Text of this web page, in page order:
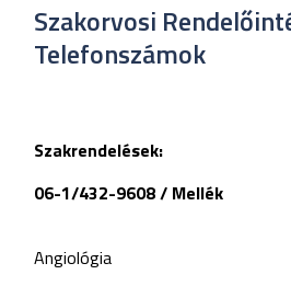
Szakorvosi
Telefonszámok
Szakrendelések:
06-1/432-9608 / Mellék
Angiológia